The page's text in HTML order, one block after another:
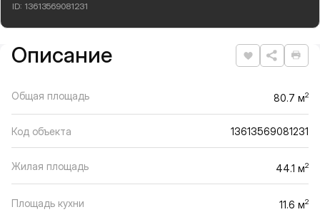
ID: 13613569081231
Подробная информация
Описание Нравится
Общая площадь 80.7 м2
Код объекта 13613569081231
Жилая площадь 44.1 м2
Площадь кухни 11.6 м2